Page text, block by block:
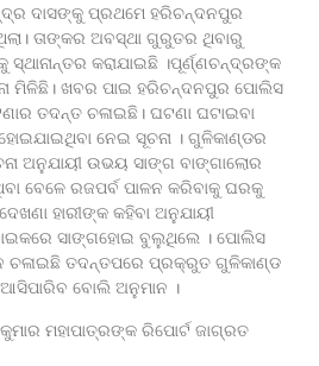
ଦାସଙ୍କୁ ପ୍ରଥମେ ହରିଚନ୍ଦନପୁର
ତାଙ୍କର ଅବସ୍ଥା ଗୁରୁତର ଥିବାରୁ
କରାଯାଇଛି ।ପୂର୍ଣ୍ଣଚନ୍ଦ୍ରଙ୍କ
ମିଳିଛି। ଖବର ପାଇ ହରିଚନ୍ଦନପୁର ପୋଲିସ
ତଦନ୍ତ ଚଳାଇଛି। ଘଟଣା ଘଟାଇବା
ନେଇ ସୂଚନା । ଗୁଳିକାଣ୍ଡର
ଅନୁଯାୟୀ ଉଭୟ ସାଙ୍ଗ ବାଙ୍ଗାଲୋର
ବେଳେ ରଜପର୍ବ ପାଳନ କରିବାକୁ ଘରକୁ
ହାରୀଙ୍କ କହିବା ଅନୁଯାୟୀ
ସାଙ୍ଗହୋଇ ବୁଲୁଥିଲେ । ପୋଲିସ
ଚଳାଇଛି ତଦନ୍ତପରେ ପ୍ରକ୍ରୁତ ଗୁଳିକାଣ୍ଡ
ବୋଲି ଅନୁମାନ ।
ମହାପାତ୍ରଙ୍କ ରିପୋର୍ଟ ଜାଗ୍ରତ